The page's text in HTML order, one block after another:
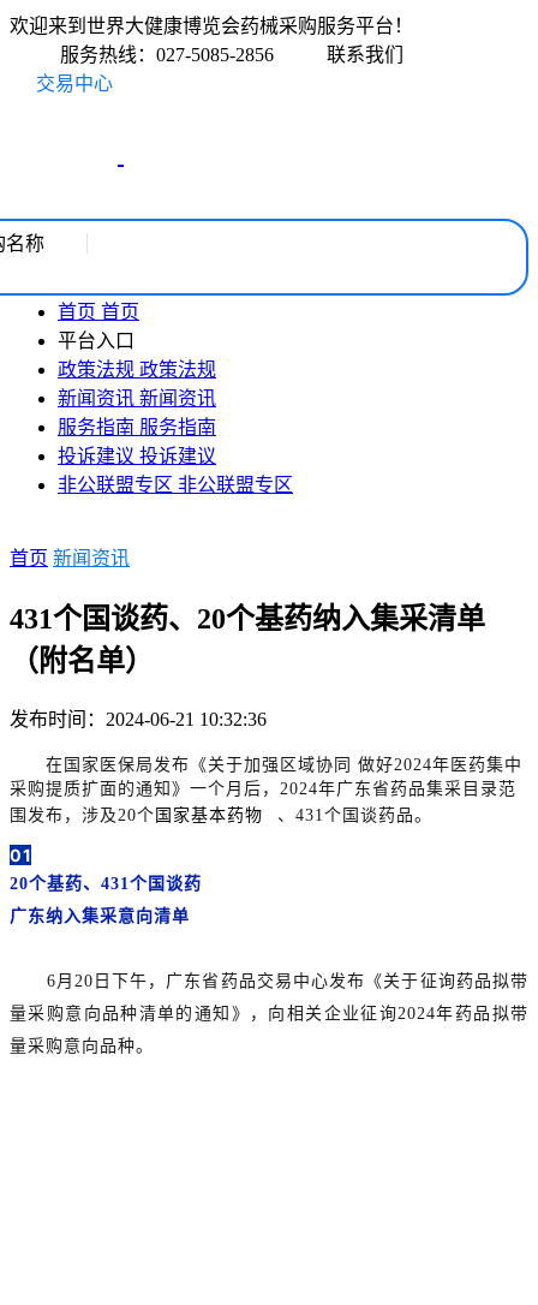
欢迎来到世界大健康博览会药械采购服务平台！
服务热线：027-5085-2856
联系我们
交易中心
名称
首页 首页
平台入口
政策法规 政策法规
新闻资讯 新闻资讯
服务指南 服务指南
投诉建议 投诉建议
非公联盟专区 非公联盟专区
首页 新闻资讯
431个国谈药、20个基药纳入集采清单
（附名单）
发布时间：2024-06-21 10:32:36
在国家医保局发布《关于加强区域协同 做好2024年医药集中
采购提质扩面的通知》一个月后，2024年广东省药品集采目录范
围发布，涉及20个 国家基本药物 、431个国谈药品。
01
20个基药、431个国谈药
广东纳入集采意向清单
6月20日下午，广东省药品交易中心发布《关于征询药品拟带
量采购意向品种清单的通知》，向相关企业征询2024年药品拟带
量采购意向品种。